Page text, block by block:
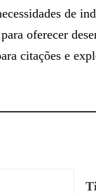
de
oferecer
citações e